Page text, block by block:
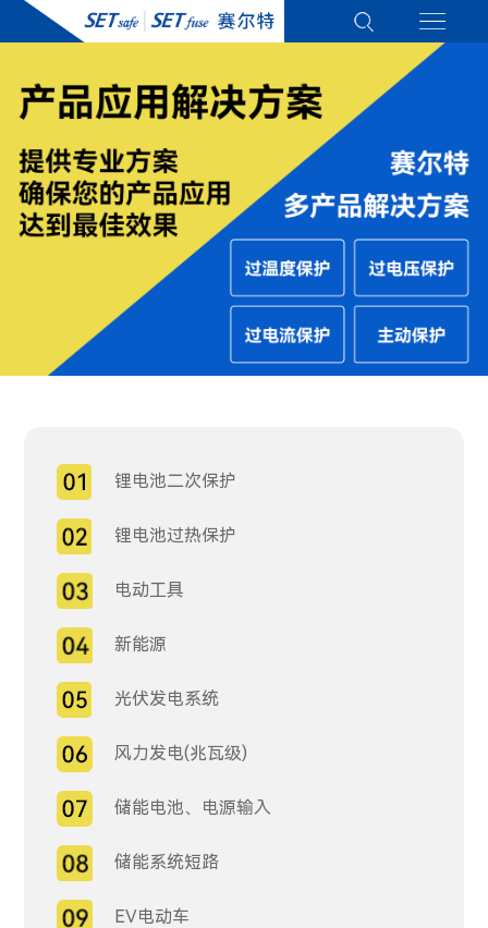
锂电池二次保护
锂电池过热保护
电动工具
新能源
光伏发电系统
风力发电(兆瓦级)
储能电池、电源输入
储能系统短路
EV电动车